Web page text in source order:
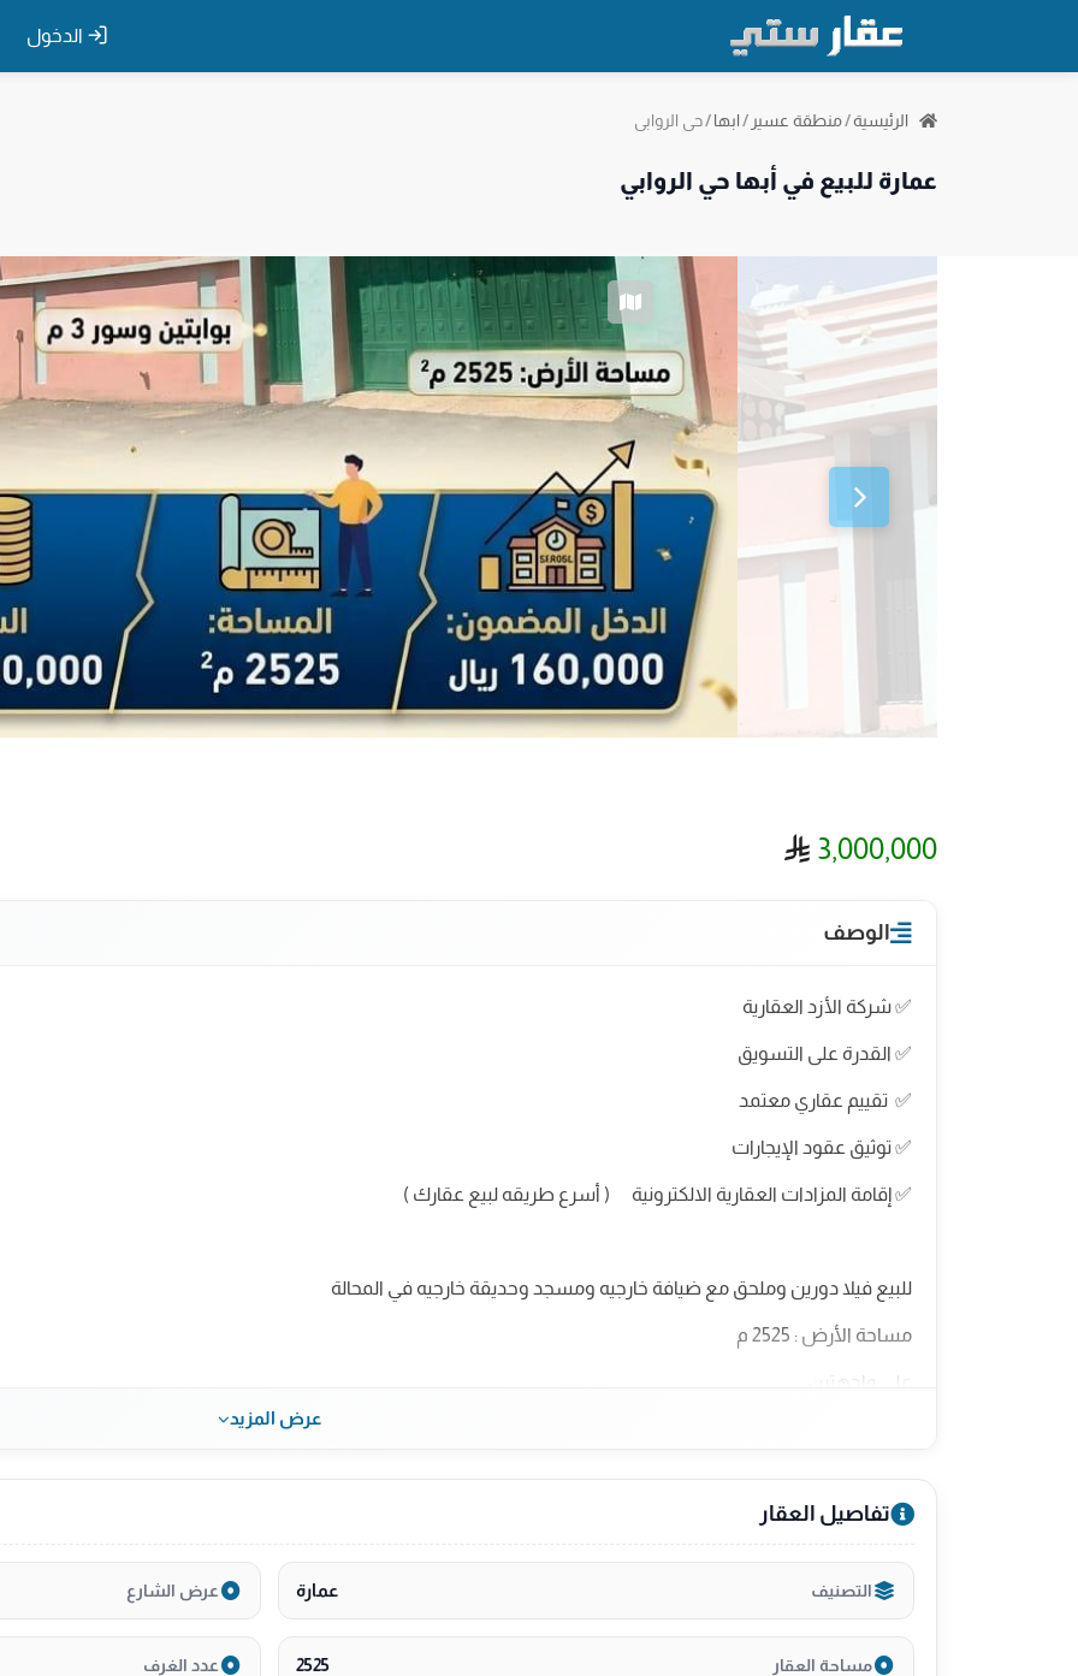
الدخول
الرئيسية/منطقة عسير /ابها/حي الروابي
عمارة للبيع في أبها حي الروابي
3,000,000
الوصف
✅ شركة الأزد العقارية
✅ القدرة على التسويق
✅ تقييم عقاري معتمد
✅ توثيق عقود الإيجارات
✅ إقامة المزادات العقارية الالكترونية ( أسرع طريقه لبيع عقارك )
للبيع فيلا دورين وملحق مع ضيافة خارجيه ومسجد وحديقة خارجيه في المحالة
مساحة الأرض : 2525 م
على واجهتين
الفيلا مؤجرة على مدرسه حكومية في السنه بـ 160,000 ريال (العقد يتجدد سنوي)
السعر : 3,000,000 ريال
عقد وساطه رقم :
إعلان عقاري رقم :7200751974
للتواصل عبدالله العكاسي (أبو بدر) :
عرض المزيد
تفاصيل العقار
التصنيف عمارة عرض الشارع
مساحة العقار 2525 عدد الغرف